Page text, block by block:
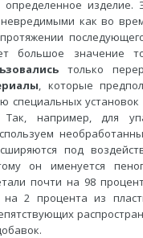
изделие.
невредимыми как во
большое значение
только
, которые
специальных установок
например, для
под
он именуется
почти на 98
2 процента из